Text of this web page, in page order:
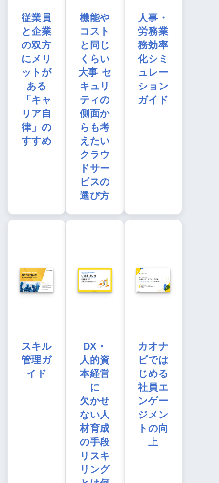
従業員
と企業
の双方
にメリ
ットが
ある
「キャ
リア自
律」の
すすめ
機能や
コスト
と同じ
くらい
大事 セ
キュリ
ティの
側面か
らも考
えたい
クラウ
ドサー
ビスの
選び方
人事・
労務業
務効率
化シミ
ュレー
ション
ガイド
スキル
管理ガ
イド
DX・
人的資
本経営
に
欠かせ
ない人
材育成
の手段
リスキ
リング
カオナ
ビでは
じめる
社員エ
ンゲー
ジメン
トの向
上